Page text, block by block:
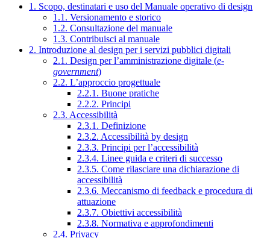
1. Scopo, destinatari e uso del Manuale operativo di design
1.1. Versionamento e storico
1.2. Consultazione del manuale
1.3. Contribuisci al manuale
2. Introduzione al design per i servizi pubblici digitali
2.1. Design per l’amministrazione digitale (e-
government)
2.2. L’approccio progettuale
2.2.1. Buone pratiche
2.2.2. Principi
2.3. Accessibilità
2.3.1. Definizione
2.3.2. Accessibilità by design
2.3.3. Principi per l’accessibilità
2.3.4. Linee guida e criteri di successo
2.3.5. Come rilasciare una dichiarazione di
accessibilità
2.3.6. Meccanismo di feedback e procedura di
attuazione
2.3.7. Obiettivi accessibilità
2.3.8. Normativa e approfondimenti
2.4. Privacy